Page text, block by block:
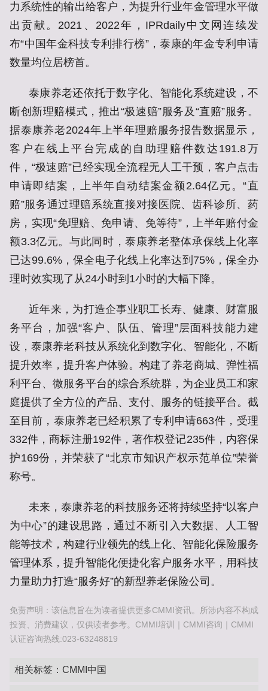
力系统性的输出给客户，为提升行业年金管理水平做
出贡献。2021、2022年，IPRdaily中文网连续发
布“中国年金科技专利排行榜”，泰康的年金专利申请
数量均位居榜首。
泰康养老还依托于数字化、智能化系统建设，不
断创新理赔模式，推出“极速赔”服务及“直赔”服务。
据泰康养老2024年上半年理赔服务报告数据显示，
客户在线上平台完成的自助理赔件数达191.8万
件，“极速赔”已经实现全流程无人工干预，客户点击
申请即结案，上半年自动结案金额2.64亿元。“直
赔”服务通过理赔系统直接对接医院、齿科诊所、药
房，实现“免理赔、免申请、免等待”，上半年赔付金
额3.3亿元。与此同时，泰康养老整体承保线上化率
已达99.6%，保全电子化线上化率达到75%，保全办
理时效实现了从24小时到1小时的大幅下降。
近年来，为打造企事业职工长寿、健康、财富服
务平台，加强“客户、队伍、管理”层面科技能力建
设，泰康养老科技从系统化到数字化、智能化，不断
提升效率，提升客户体验。构建了养老商城、弹性福
利平台、微服务平台的综合系统群，为企业员工和家
庭提供了全方位的产品、支付、服务的链接平台。截
至目前，泰康养老已经积累了专利申请663件，受理
332件，商标注册192件，著作权登记235件，内容保
护169份，并荣获了“北京市知识产权示范单位”荣誉
称号。
未来，泰康养老的科技服务还将持续坚持“以客户
为中心”的建设思路，通过不断引入大数据、人工智
能等技术，构建行业领先的线上化、智能化保险服务
管理体系，提升智能化便捷化客户服务水平，用科技
力量助力打造“服务好”的新型养老保险公司。
免责声明：该信息旨在为读者提供更多CMMI资讯。所涉内容不构成
投资、消费建议，仅供读者参考。CMMI培训｜CMMI咨询｜CMMI
认证咨询热线:023-63248819
相关标签： CMMI中国